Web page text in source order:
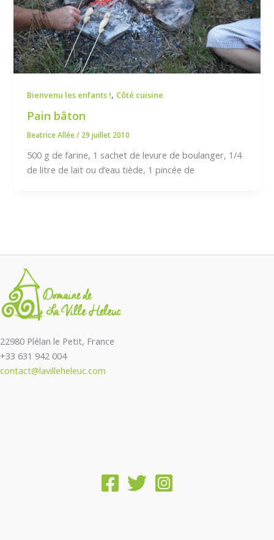
Bienvenu les enfants !, Côté cuisine
Pain bâton
Beatrice Allée/ 29 juillet 2010
500 g de farine, 1 sachet de levure de boulanger, 1/4
de litre de lait ou d’eau tiède, 1 pincée de
22980 Plélan le Petit, France
+33 631 942 004
contact@lavilleheleuc.com